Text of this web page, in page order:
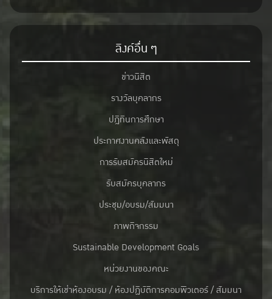
ลิงค์อื่น ๆ
ข่าวนิสิต
รางวัลบุคลากร
ปฎิทินการศึกษา
ประกาศงานคลังและพัสดุ
การรับสมัครนิสิตใหม่
รับสมัครบุคลากร
ประชุม/อบรม/สัมมนา
ภาพกิจกรรม
Sustainable Development Goals
หน่วยงานของคณะ
บริการให้เช่าห้องอบรม / ห้องปฏิบัติการคอมพิวเตอร์ / สัมมนา